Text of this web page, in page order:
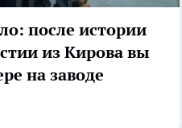
после истории
из Кирова вы
на заводе